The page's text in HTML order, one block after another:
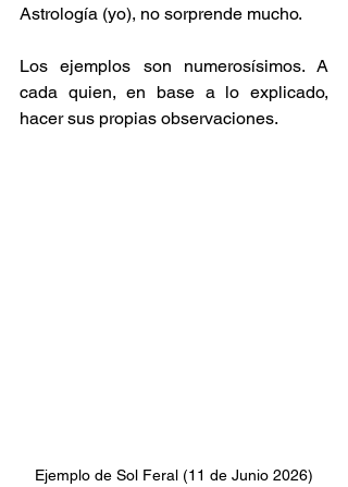
Astrología (yo), no sorprende mucho.
Los ejemplos son numerosísimos. A
cada quien, en base a lo explicado,
hacer sus propias observaciones.
Ejemplo de Sol Feral (11 de Junio 2026)